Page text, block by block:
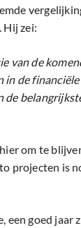
Hij zei:
van de
in de financiële
de
om te
projecten is
een goed jaar